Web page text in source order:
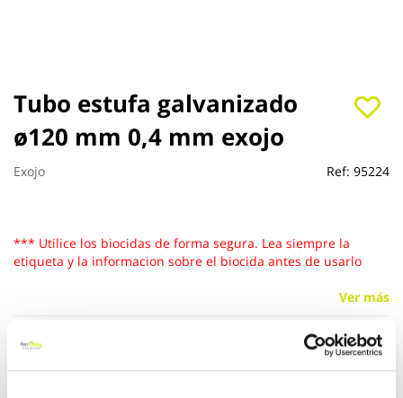
Tubo estufa galvanizado
ø120 mm 0,4 mm exojo
Exojo Ref: 95224
*** Utilice los biocidas de forma segura. Lea siempre la
etiqueta y la informacion sobre el biocida antes de usarlo
Ver más
8,12 €
Saltar
al
comienzo
de
la
galería